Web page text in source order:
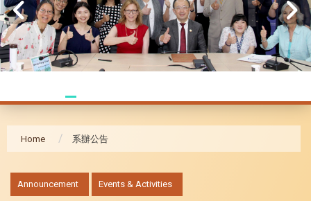
Home 系辦公告
Announcement Events & Activities